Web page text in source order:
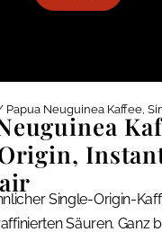
Papua Neuguinea Kaffee,
Single-Origin-
Säuren. Ganz